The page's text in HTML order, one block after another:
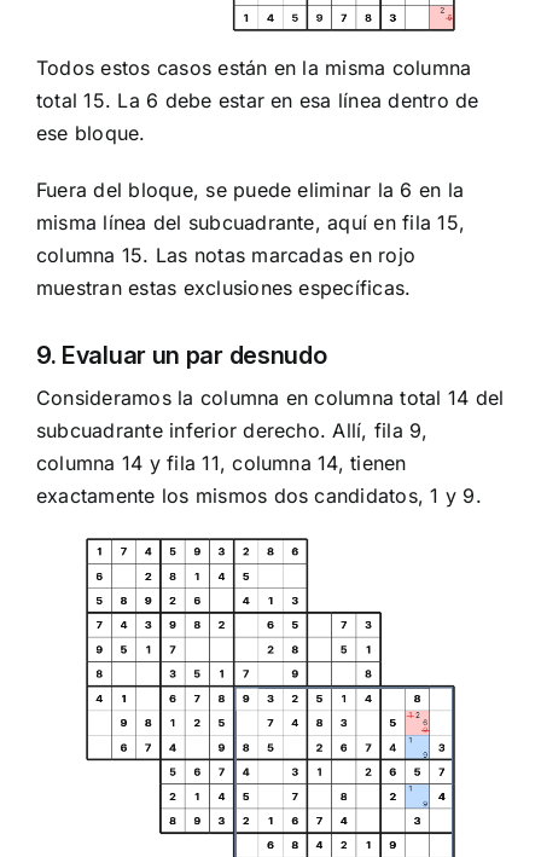
Todos estos casos están en la misma columna
total 15. La 6 debe estar en esa línea dentro de
ese bloque.
Fuera del bloque, se puede eliminar la 6 en la
misma línea del subcuadrante, aquí en fila 15,
columna 15. Las notas marcadas en rojo
muestran estas exclusiones específicas.
9. Evaluar un par desnudo
Consideramos la columna en columna total 14 del
subcuadrante inferior derecho. Allí, fila 9,
columna 14 y fila 11, columna 14, tienen
exactamente los mismos dos candidatos, 1 y 9.